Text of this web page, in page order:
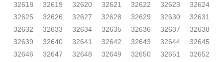
32618
32619 32620 32621 32622 32623
32624
32625
32626 32627 32628 32629 32630
32631
32632
32633 32634 32635 32636 32637
32638
32639
32640 32641 32642 32643 32644
32645
32646
32647 32648 32649 32650 32651
32652